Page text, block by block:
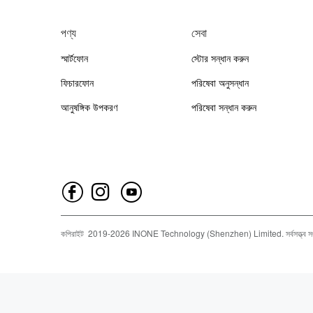
পণ্য
স্মার্টফোন
ফিচারফোন
আনুষঙ্গিক উপকরণ
সেবা
স্টোর সন্ধান করুন
পরিষেবা অনুসন্ধান
পরিষেবা সন্ধান করুন
কপিরাইট 2019-2026 INONE Technology (Shenzhen) Limited. সর্বসত্ত্ব